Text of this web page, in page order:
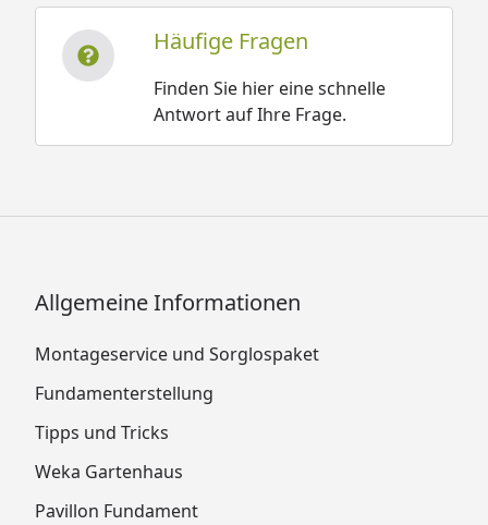
Häufige Fragen
Finden Sie hier eine schnelle
Antwort auf Ihre Frage.
Allgemeine Informationen
Montageservice und Sorglospaket
Fundamenterstellung
Tipps und Tricks
Weka Gartenhaus
Pavillon Fundament